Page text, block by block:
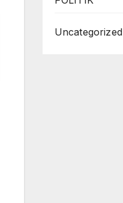
Uncategorized